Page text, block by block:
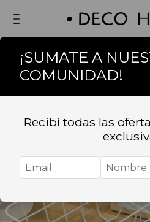
¡SUMATE A
COMUNIDAD!
Recibí todas las